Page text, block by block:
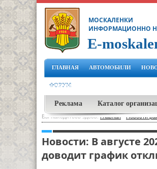
МОСКАЛЕНКИ
ИНФОРМАЦИОННО
E-
ГЛАВНАЯ АВТОМОБИЛИ
ФОРУМ
Реклама Каталог
Вы находитесь здесь:Главная-Новости
Новости: В августе
доводит график